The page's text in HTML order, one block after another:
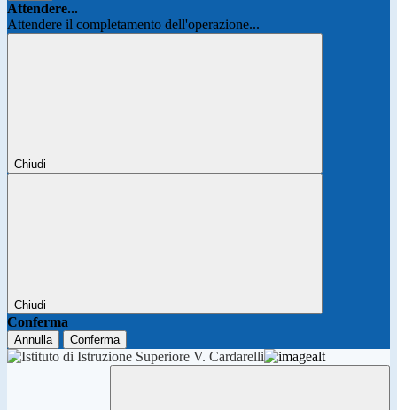
Attendere...
Attendere il completamento dell'operazione...
Chiudi
Chiudi
Conferma
Annulla Conferma